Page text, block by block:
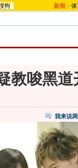
狗 新闻 -
教唆黑
我来说